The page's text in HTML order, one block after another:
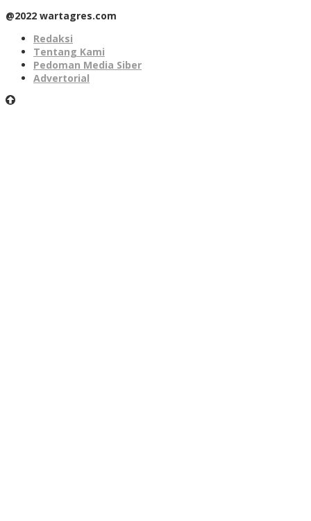
@2022 wartagres.com
Redaksi
Tentang Kami
Pedoman Media Siber
Advertorial